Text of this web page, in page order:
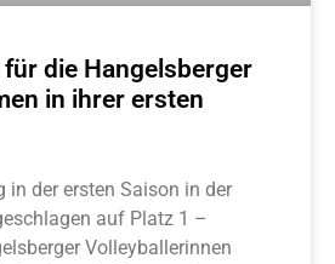
die Hangelsberger
in ihrer ersten
in der ersten Saison in der
auf Platz 1 –
Volleyballerinnen